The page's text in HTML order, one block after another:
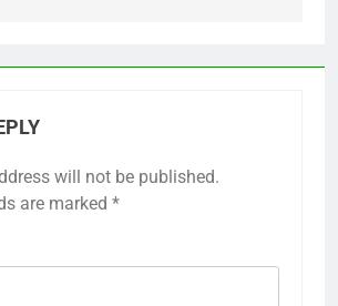
will not be published.
are marked *